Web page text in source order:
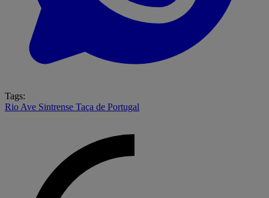
Tags:
Rio Ave Sintrense Taça de Portugal